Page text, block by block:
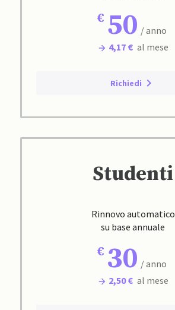
50 / anno
4,17 € al mese
Richiedi
Studenti
Rinnovo automatico
su base annuale
30 / anno
2,50 € al mese